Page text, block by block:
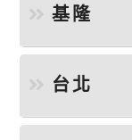
基隆
台北